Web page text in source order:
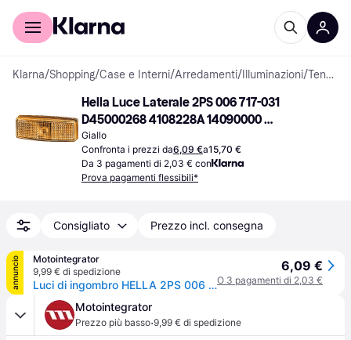
Per il tuo shopping
Klarna/Shopping/Case e Interni/Arredamenti/ Illuminazioni/ Tendaggi
Hella Luce Laterale 2PS 006 717-031
D45000268 4108228A 14090000
821PL007A EP0002907 Tendaggio
Giallo
Confronta i prezzi da6,09 €a15,70 €
Da 3 pagamenti di 2,03 € con
Prova pagamenti flessibili*
Consigliato Prezzo incl. consegna
annuncio
Motointegrator
9,99 € di spedizione
Luci di ingombro HELLA 2PS 006 717-031
6,09 €
O 3 pagamenti di 2,03 €
Motointegrator
Prezzo più basso·9,99 € di spedizione